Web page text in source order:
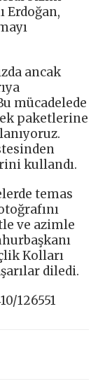
Erdoğan,
ancak
mücadelede
paketlerine
kullandı.
temas
ve azimle
Kolları
diledi.
126551